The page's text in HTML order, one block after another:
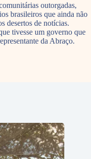
outorgadas,
brasileiros que ainda não
desertos de notícias.
tivesse um governo que
da Abraço.